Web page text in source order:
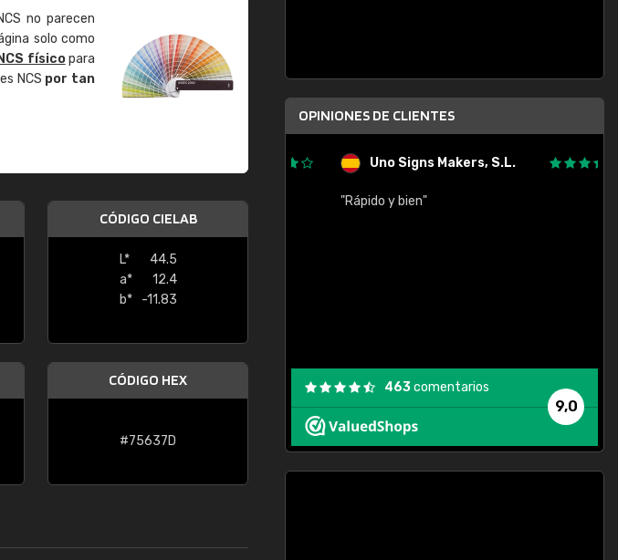
no parecen
solo como
físicopara
NCS por tan
CÓDIGO CIELAB
L*
44.5
a*
12.4
b*
-11.83
CÓDIGO HEX
#75637D
OPINIONES DE CLIENTES
servicio. No obstante No es fácil
encontrar/comprar lo que se busca"
Uno Signs Makers, S.L.
"Rápido y bien"
9,0
463comentarios